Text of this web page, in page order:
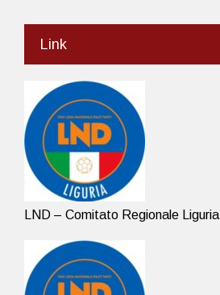
Link
LND – Comitato Regionale Liguria